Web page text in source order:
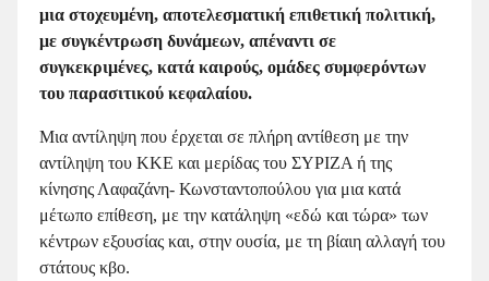
μια στοχευμένη, αποτελεσματική επιθετική πολιτική,
με συγκέντρωση δυνάμεων, απέναντι σε
συγκεκριμένες, κατά καιρούς, ομάδες συμφερόντων
του παρασιτικού κεφαλαίου.
Μια αντίληψη που έρχεται σε πλήρη αντίθεση με την
αντίληψη του ΚΚΕ και μερίδας του ΣΥΡΙΖΑ ή της
κίνησης Λαφαζάνη- Κωνσταντοπούλου για μια κατά
μέτωπο επίθεση, με την κατάληψη «εδώ και τώρα» των
κέντρων εξουσίας και, στην ουσία, με τη βίαιη αλλαγή του
στάτους κβο.